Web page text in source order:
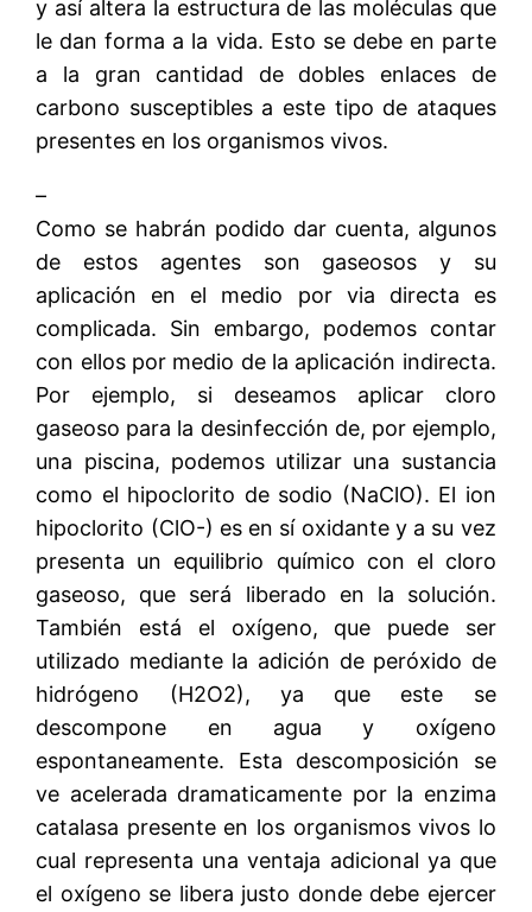
y así altera la estructura de las moléculas que
le dan forma a la vida. Esto se debe en parte
a la gran cantidad de dobles enlaces de
carbono susceptibles a este tipo de ataques
presentes en los organismos vivos.
–
Como se habrán podido dar cuenta, algunos
de estos agentes son gaseosos y su
aplicación en el medio por via directa es
complicada. Sin embargo, podemos contar
con ellos por medio de la aplicación indirecta.
Por ejemplo, si deseamos aplicar cloro
gaseoso para la desinfección de, por ejemplo,
una piscina, podemos utilizar una sustancia
como el hipoclorito de sodio (NaClO). El ion
hipoclorito (ClO-) es en sí oxidante y a su vez
presenta un equilibrio químico con el cloro
gaseoso, que será liberado en la solución.
También está el oxígeno, que puede ser
utilizado mediante la adición de peróxido de
hidrógeno (H2O2), ya que este se
descompone en agua y oxígeno
espontaneamente. Esta descomposición se
ve acelerada dramaticamente por la enzima
catalasa presente en los organismos vivos lo
cual representa una ventaja adicional ya que
el oxígeno se libera justo donde debe ejercer